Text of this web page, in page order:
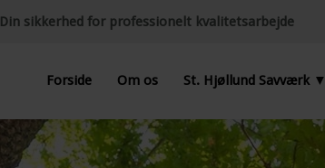
​Din sikkerhed for professionelt kvalitetsarbejde
Forside Om os St. Hjøllund Savværk ▼